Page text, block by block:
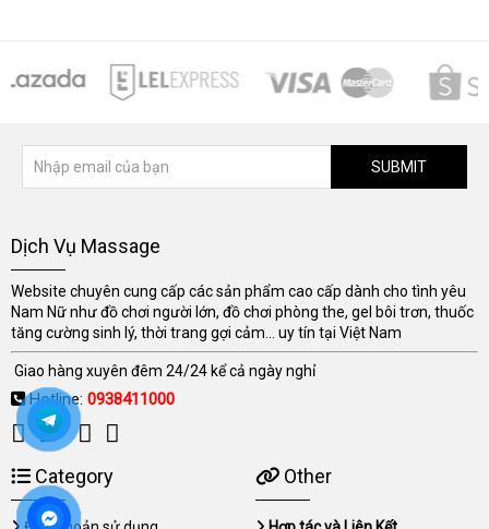
SUBMIT
Dịch Vụ Massage
Website chuyên cung cấp các sản phẩm cao cấp dành cho tình yêu
Nam Nữ như đồ chơi người lớn, đồ chơi phòng the, gel bôi trơn, thuốc
tăng cường sinh lý, thời trang gợi cảm... uy tín tại Việt Nam
Giao hàng xuyên đêm 24/24 kể cả ngày nghỉ
Hotline: 0938411000
Category Other